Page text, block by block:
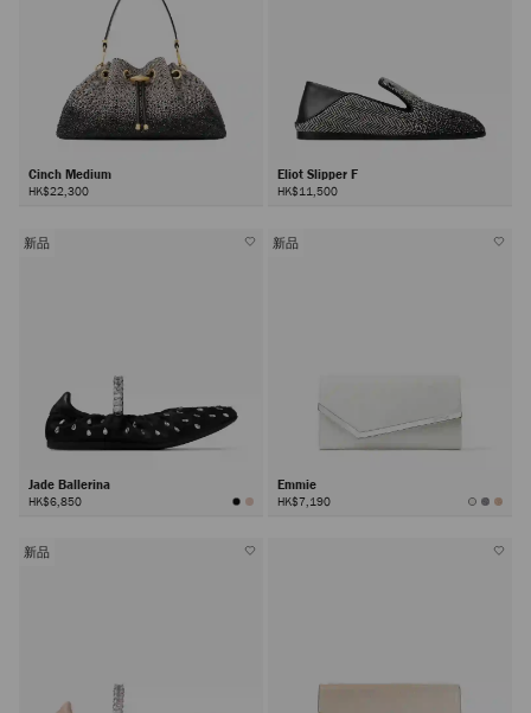
Cinch Medium
HK$22,300
Eliot Slipper F
HK$11,500
新品
Jade Ballerina
HK$6,850
新品
Emmie
HK$7,190
新品